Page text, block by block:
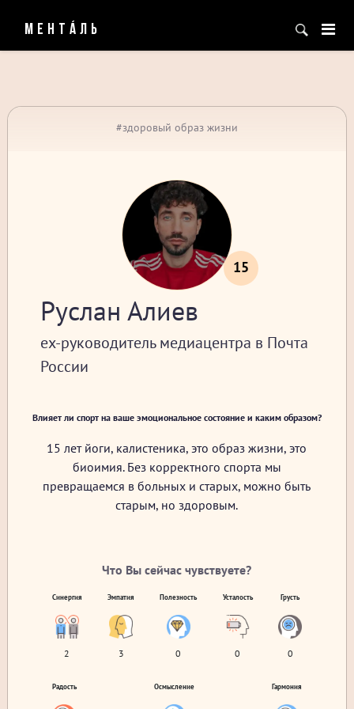
МЕНТÁЛЬ
#здоровый образ жизни
15
Руслан Алиев
ex-руководитель медиацентра в Почта
России
Влияет ли спорт на ваше эмоциональное состояние и каким образом?
15 лет йоги, калистеника, это образ жизни, это
биоимия. Без корректного спорта мы
превращаемся в больных и старых, можно быть
старым, но здоровым.
Что Вы сейчас чувствуете?
Синергия
2
Эмпатия
3
Полезность
0
Усталость
0
Грусть
0
Радость Осмысление Гармония